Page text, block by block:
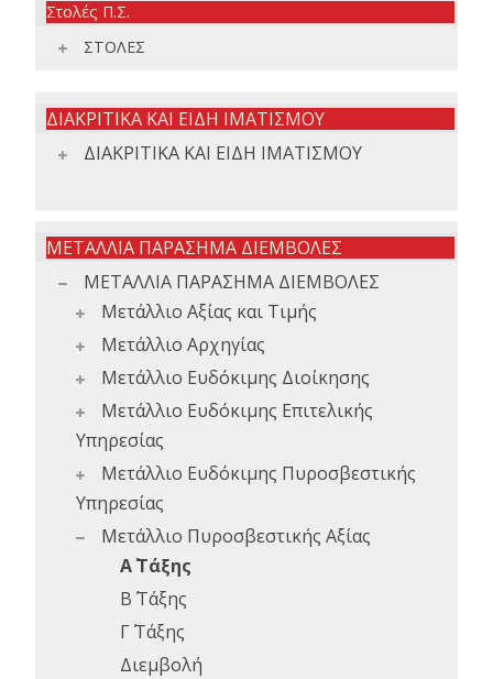
Στολές Π.Σ.
ΣΤΟΛΕΣ
ΔΙΑΚΡΙΤΙΚΑ ΚΑΙ ΕΙΔΗ ΙΜΑΤΙΣΜΟΥ
ΔΙΑΚΡΙΤΙΚΑ ΚΑΙ ΕΙΔΗ ΙΜΑΤΙΣΜΟΥ
ΜΕΤΑΛΛΙΑ ΠΑΡΑΣΗΜΑ ΔΙΕΜΒΟΛΕΣ
ΜΕΤΑΛΛΙΑ ΠΑΡΑΣΗΜΑ ΔΙΕΜΒΟΛΕΣ
Μετάλλιο Αξίας και Τιμής
Μετάλλιο Αρχηγίας
Μετάλλιο Ευδόκιμης Διοίκησης
Μετάλλιο Ευδόκιμης Επιτελικής
Υπηρεσίας
Μετάλλιο Ευδόκιμης Πυροσβεστικής
Υπηρεσίας
Μετάλλιο Πυροσβεστικής Αξίας
Α΄ Τάξης
Β΄ Τάξης
Γ΄ Τάξης
Διεμβολή